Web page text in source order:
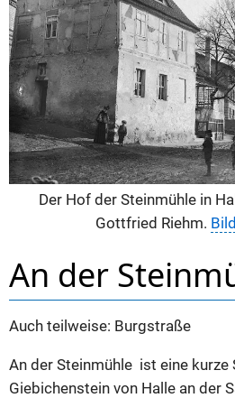
Der Hof der Steinmühle in
Gottfried Riehm.
An der
Auch teilweise: Burgstraße
An der Steinmühle ist eine kurze
Giebichenstein von Halle an der